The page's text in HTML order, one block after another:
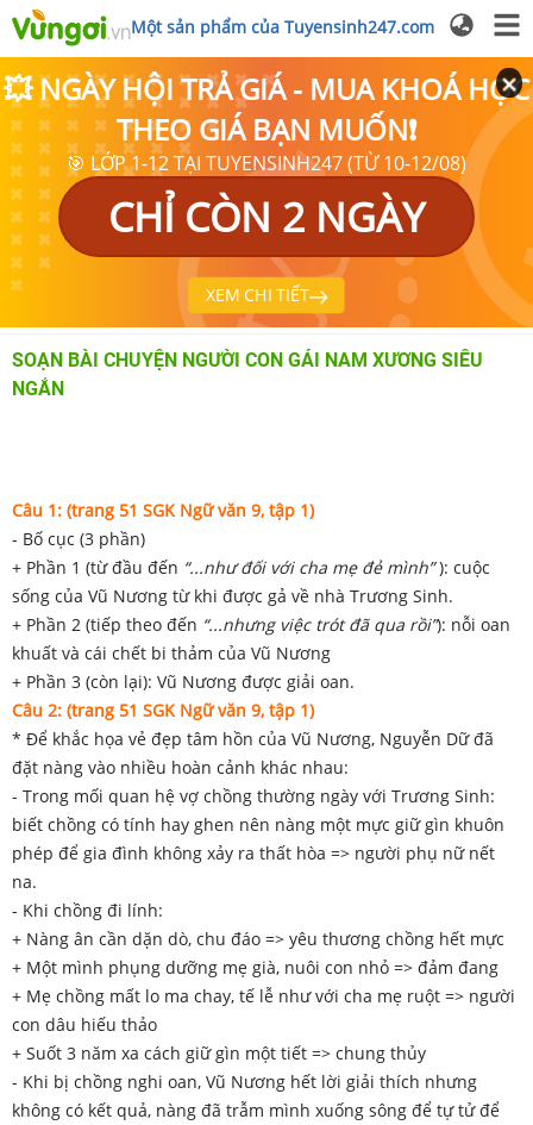
Một sản phẩm của Tuyensinh247.com
💥 NGÀY HỘI TRẢ GIÁ - MUA KHOÁ HỌC
THEO GIÁ BẠN MUỐN❗
🎯 LỚP 1-12 TẠI TUYENSINH247 (TỪ 10-12/08)
CHỈ CÒN 2 NGÀY
XEM CHI TIẾT
SOẠN BÀI CHUYỆN NGƯỜI CON GÁI NAM XƯƠNG SIÊU
NGẮN
Câu 1: (trang 51 SGK Ngữ văn 9, tập 1)
- Bố cục (3 phần)
+ Phần 1 (từ đầu đến “...như đối với cha mẹ đẻ mình”): cuộc
sống của Vũ Nương từ khi được gả về nhà Trương Sinh.
+ Phần 2 (tiếp theo đến “...nhưng việc trót đã qua rồi”): nỗi oan
khuất và cái chết bi thảm của Vũ Nương
+ Phần 3 (còn lại): Vũ Nương được giải oan.
Câu 2: (trang 51 SGK Ngữ văn 9, tập 1)
* Để khắc họa vẻ đẹp tâm hồn của Vũ Nương, Nguyễn Dữ đã
đặt nàng vào nhiều hoàn cảnh khác nhau:
- Trong mối quan hệ vợ chồng thường ngày với Trương Sinh:
biết chồng có tính hay ghen nên nàng một mực giữ gìn khuôn
phép để gia đình không xảy ra thất hòa => người phụ nữ nết
na.
- Khi chồng đi lính:
+ Nàng ân cần dặn dò, chu đáo => yêu thương chồng hết mực
+ Một mình phụng dưỡng mẹ già, nuôi con nhỏ => đảm đang
+ Mẹ chồng mất lo ma chay, tế lễ như với cha mẹ ruột => người
con dâu hiếu thảo
+ Suốt 3 năm xa cách giữ gìn một tiết => chung thủy
- Khi bị chồng nghi oan, Vũ Nương hết lời giải thích nhưng
không có kết quả, nàng đã trẫm mình xuống sông để tự tử để